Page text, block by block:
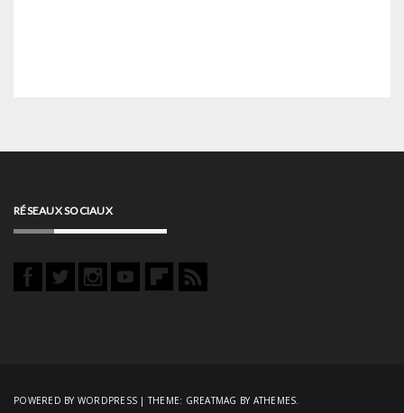
RÉSEAUX SOCIAUX
POWERED BY WORDPRESS |THEME: GREATMAG BY ATHEMES.